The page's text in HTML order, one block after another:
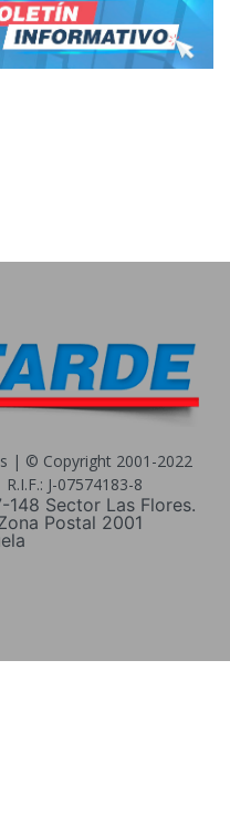
| © Copyright 2001-2022
J-07574183-8
148 Sector Las Flores.
Postal 2001